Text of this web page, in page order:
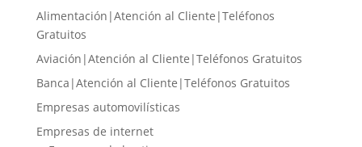
Alimentación|Atención al Cliente|Teléfonos
Gratuitos
Aviación|Atención al Cliente|Teléfonos Gratuitos
Banca|Atención al Cliente|Teléfonos Gratuitos
Empresas automovilísticas
Empresas de internet